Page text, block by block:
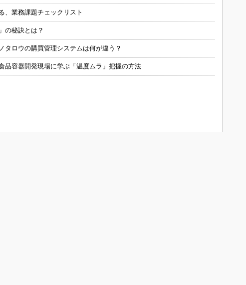
、業務課題チェックリスト
の秘訣とは？
タロウの購買管理システムは何が違う？
品容器開発現場に学ぶ「温度ムラ」把握の方法